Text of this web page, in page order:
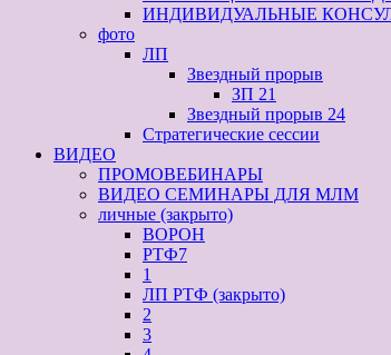
ИНДИВИДУАЛЬНЫЕ
фото
ЛП
Звездный прорыв
ЗП 21
Звездный прорыв 24
Стратегические сессии
ВИДЕО
ПРОМОВЕБИНАРЫ
ВИДЕО СЕМИНАРЫ ДЛЯ МЛМ
личные (закрыто)
ВОРОН
РТФ7
1
ЛП РТФ (закрыто)
2
3